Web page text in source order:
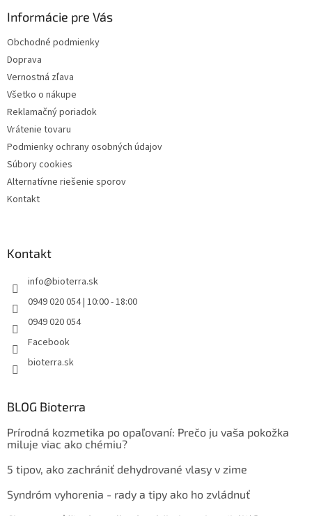
Informácie pre Vás
Obchodné podmienky
Doprava
Vernostná zľava
Všetko o nákupe
Reklamačný poriadok
Vrátenie tovaru
Podmienky ochrany osobných údajov
Súbory cookies
Alternatívne riešenie sporov
Kontakt
Kontakt
info@bioterra.sk
0949 020 054 | 10:00 - 18:00
0949 020 054
Facebook
bioterra.sk
BLOG Bioterra
Prírodná kozmetika po opaľovaní: Prečo ju vaša pokožka
miluje viac ako chémiu?
5 tipov, ako zachrániť dehydrované vlasy v zime
Syndróm vyhorenia - rady a tipy ako ho zvládnuť